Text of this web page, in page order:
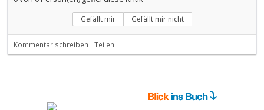
Gefällt mir Gefällt mir nicht
Kommentar schreiben Teilen